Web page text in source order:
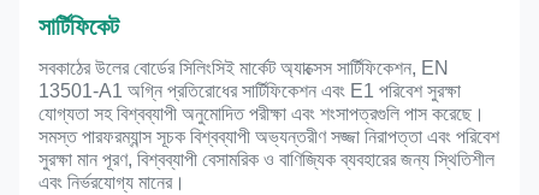
সার্টিফিকেট
সবকাঠের উলের বোর্ডের সিলিংসিই মার্কেট অ্যাক্সেস সার্টিফিকেশন, EN
13501-A1 অগ্নি প্রতিরোধের সার্টিফিকেশন এবং E1 পরিবেশ সুরক্ষা
যোগ্যতা সহ বিশ্বব্যাপী অনুমোদিত পরীক্ষা এবং শংসাপত্রগুলি পাস করেছে।
সমস্ত পারফরম্যান্স সূচক বিশ্বব্যাপী অভ্যন্তরীণ সজ্জা নিরাপত্তা এবং পরিবেশ
সুরক্ষা মান পূরণ, বিশ্বব্যাপী বেসামরিক ও বাণিজ্যিক ব্যবহারের জন্য স্থিতিশীল
এবং নির্ভরযোগ্য মানের।